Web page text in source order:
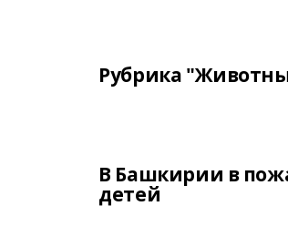
Рубрика
В Башкирии в
детей